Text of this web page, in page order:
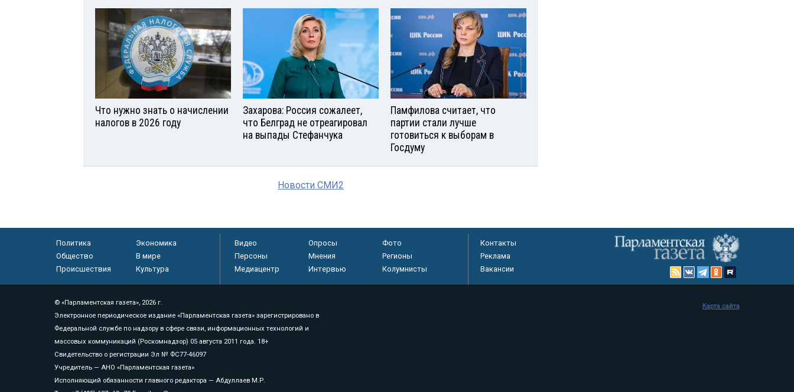
Что нужно знать о начислении
налогов в 2026 году
Захарова: Россия сожалеет,
что Белград не отреагировал
на выпады Стефанчука
Памфилова считает, что
партии стали лучше
готовиться к выборам в
Госдуму
Новости СМИ2
Политика
Экономика
Общество
В мире
Происшествия
Культура
Видео Опросы
Фото
Персоны
Мнения
Регионы
Медиацентр
Интервью Колумнисты
Контакты
Реклама
Вакансии
© «Парламентская газета», 2026 г.
Электронное периодическое издание «Парламентская газета» зарегистрировано в
Федеральной службе по надзору в сфере связи, информационных технологий и
массовых коммуникаций (Роскомнадзор) 05 августа 2011 года. 18+
Свидетельство о регистрации Эл № ФС77-46097
Учредитель — АНО «Парламентская газета»
Исполняющий обязанности главного редактора — Абдуллаев М.Р.
Карта сайта